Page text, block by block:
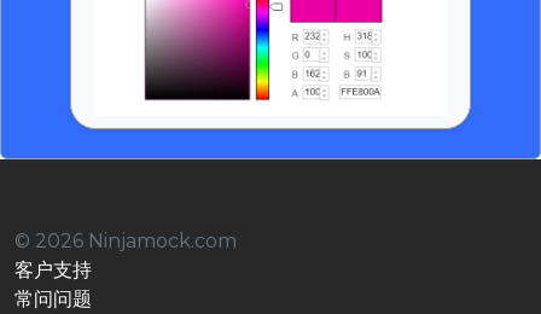
© 2026 Ninjamock.com
客户支持
常问问题